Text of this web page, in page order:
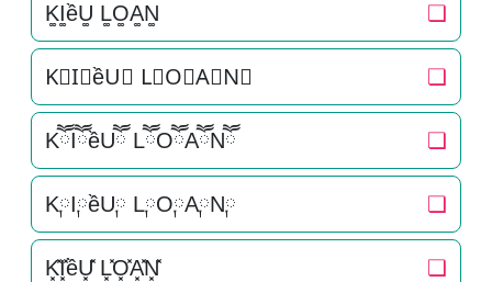
K͚I͚ềU͚ L͚O͚A͚N͚ ❏
K⃒I⃒ềU⃒ L⃒O⃒A⃒N⃒ ❏
KཽIཽềUཽ LཽOཽAཽNཽ ❏
K༙I༙ềU༙ L༙O༙A༙N༙ ❏
K͓̽I͓̽ềU͓̽ L͓̽O͓̽A͓̽N͓̽ ❏